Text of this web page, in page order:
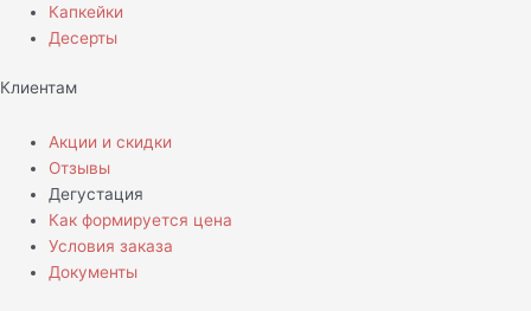
Капкейки
Десерты
Клиентам
Акции и скидки
Отзывы
Дегустация
Как формируется цена
Условия заказа
Документы